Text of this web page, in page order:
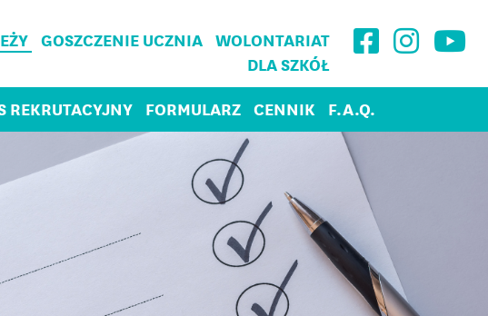
GOSZCZENIE UCZNIA
WOLONTARIAT
DLA SZKÓŁ
REKRUTACYJNY FORMULARZ CENNIK F.A.Q.